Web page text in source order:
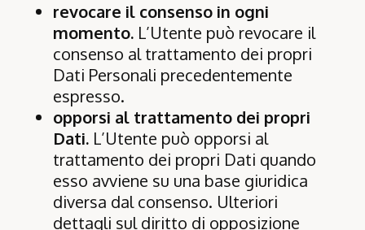
revocare il consenso in ogni
momento.L’Utente può revocare il
consenso al trattamento dei propri
Dati Personali precedentemente
espresso.
opporsi al trattamento dei propri
Dati.L’Utente può opporsi al
trattamento dei propri Dati quando
esso avviene su una base giuridica
diversa dal consenso. Ulteriori
dettagli sul diritto di opposizione